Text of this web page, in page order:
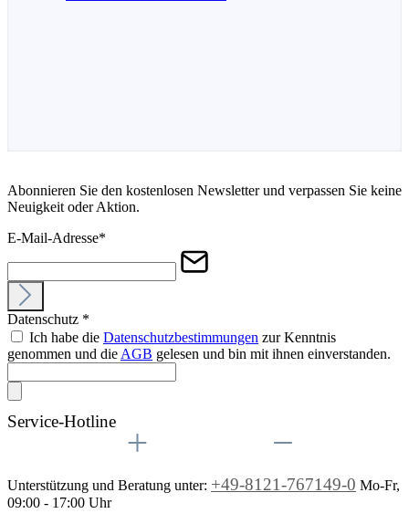
Abonnieren Sie den kostenlosen Newsletter und verpassen Sie keine
Neuigkeit oder Aktion.
E-Mail-Adresse*
Datenschutz *
Ich habe die Datenschutzbestimmungen zur Kenntnis
genommen und die AGB gelesen und bin mit ihnen einverstanden.
Service-Hotline
Unterstützung und Beratung unter: +49-8121-767149-0 Mo-Fr,
09:00 - 17:00 Uhr